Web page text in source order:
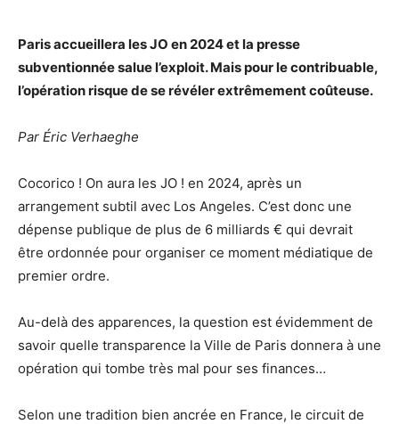
Paris accueillera les JO en 2024 et la presse
subventionnée salue l’exploit. Mais pour le contribuable,
l’opération risque de se révéler extrêmement coûteuse.
Par Éric Verhaeghe
Cocorico ! On aura les JO ! en 2024, après un
arrangement subtil avec Los Angeles. C’est donc une
dépense publique de plus de 6 milliards € qui devrait
être ordonnée pour organiser ce moment médiatique de
premier ordre.
Au-delà des apparences, la question est évidemment de
savoir quelle transparence la Ville de Paris donnera à une
opération qui tombe très mal pour ses finances…
Selon une tradition bien ancrée en France, le circuit de